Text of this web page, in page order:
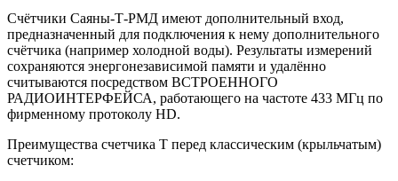
Счётчики Саяны-Т-РМД имеют дополнительный вход,
предназначенный для подключения к нему дополнительного
счётчика (например холодной воды). Результаты измерений
сохраняются энергонезависимой памяти и удалённо
считываются посредством ВСТРОЕННОГО
РАДИОИНТЕРФЕЙСА, работающего на частоте 433 МГц по
фирменному протоколу HD.
Преимущества счетчика Т перед классическим (крыльчатым)
счетчиком: